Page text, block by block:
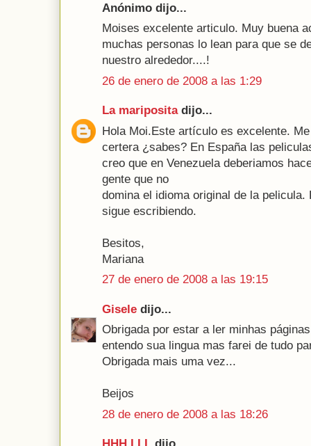
Anónimo dijo...
Moises excelente articulo. Muy buena
muchas personas lo lean para que se
nuestro alrededor....!
26 de enero de 2008 a las 1:29
La maripositadijo...
Hola Moi.Este artículo es excelente.
certera ¿sabes? En España las
creo que en Venezuela deberiamos
gente que no
domina el idioma original de la
sigue escribiendo.
Besitos,
Mariana
27 de enero de 2008 a las 19:15
Gisele dijo...
Obrigada por estar a ler minhas
entendo sua lingua mas farei de tudo
Obrigada mais uma vez...
Beijos
28 de enero de 2008 a las 18:26